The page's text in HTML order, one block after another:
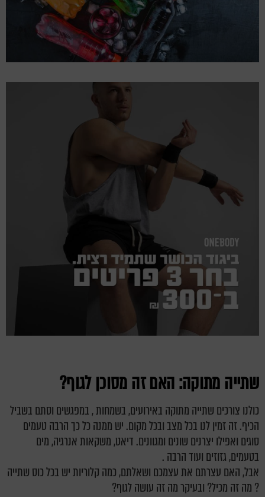
שתייה מתוקה: האם זה מסוכן לגוף?
כולנו צורכים שתייה מתוקה באירועים, בשמחות , במפגשים וסתם בשביל
הכיף.זה זמין לנו בכל מצב ובכל מקום. יש ממנה כל כך הרבה טעמים
סוגים ואפילו יצרנים שונים ומגוונים. דיאט, משקאות אנרגיה, מים
בטעמים, גזוזים ועוד הרבה .
אבל, האם עצרתם את עצמכם ושאלתם, כמה קלוריות יש בכל כוס שתייה
? מה זה מכיל? ובעיקר מה זה עושה לגוף?